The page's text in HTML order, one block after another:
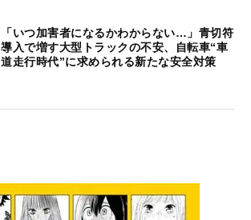
「いつ加害者になるかわからない…」青切符
導入で増す大型トラックの不安、自転車“車
道走行時代”に求められる新たな安全対策